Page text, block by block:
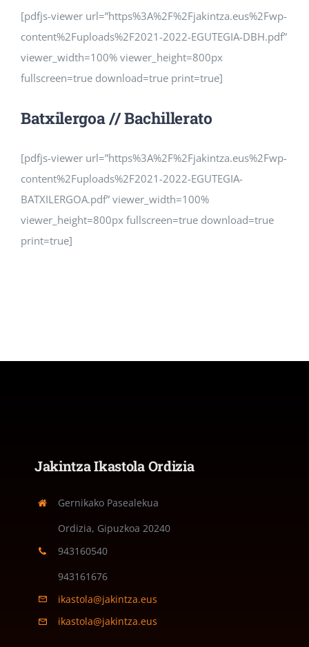
[pdfjs-viewer url=”https%3A%2F%2Fjakintza.eus%2Fwp-
content%2Fuploads%2F2021-2022-EGUTEGIA-DBH.pdf”
viewer_width=100% viewer_height=800px
fullscreen=true download=true print=true]
Batxilergoa // Bachillerato
[pdfjs-viewer url=”https%3A%2F%2Fjakintza.eus%2Fwp-
content%2Fuploads%2F2021-2022-EGUTEGIA-
BATXILERGOA.pdf” viewer_width=100%
viewer_height=800px fullscreen=true download=true
print=true]
Jakintza Ikastola Ordizia
Gernikako Pasealekua
Ordizia, Gipuzkoa 20240
943160540
943161676
ikastola@jakintza.eus
ikastola@jakintza.eus